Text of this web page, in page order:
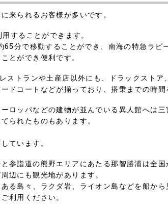
来られるお客様が多いです。
することができます。
分で移動することができ、南海の特急ラピ
とができ便利です。
ストランや土産店以外にも、ドラックスト
ドコートなどが揃っており、搭乗までの時間
ロッパなどの建物が並んでいる異人館へは
られたものもあります。
ています。
参詣道の熊野エリアにあたる那智勝浦は全国
辺にも観光地があります。
る島々、ラクダ岩、ライオン島などを船から
利用ください。